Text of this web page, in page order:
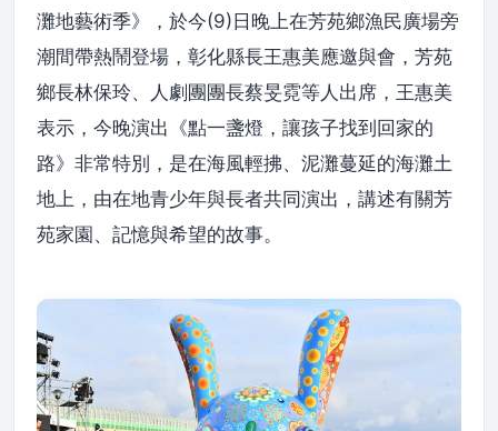
灘地藝術季》，於今(9)日晚上在芳苑鄉漁民廣場旁
潮間帶熱鬧登場，彰化縣長王惠美應邀與會，芳苑
鄉長林保玲、人劇團團長蔡旻霓等人出席，王惠美
表示，今晚演出《點一盞燈，讓孩子找到回家的
路》非常特別，是在海風輕拂、泥灘蔓延的海灘土
地上，由在地青少年與長者共同演出，講述有關芳
苑家園、記憶與希望的故事。